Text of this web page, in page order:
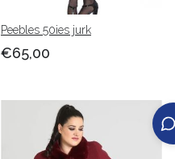
Peebles 50ies jurk
€65,00